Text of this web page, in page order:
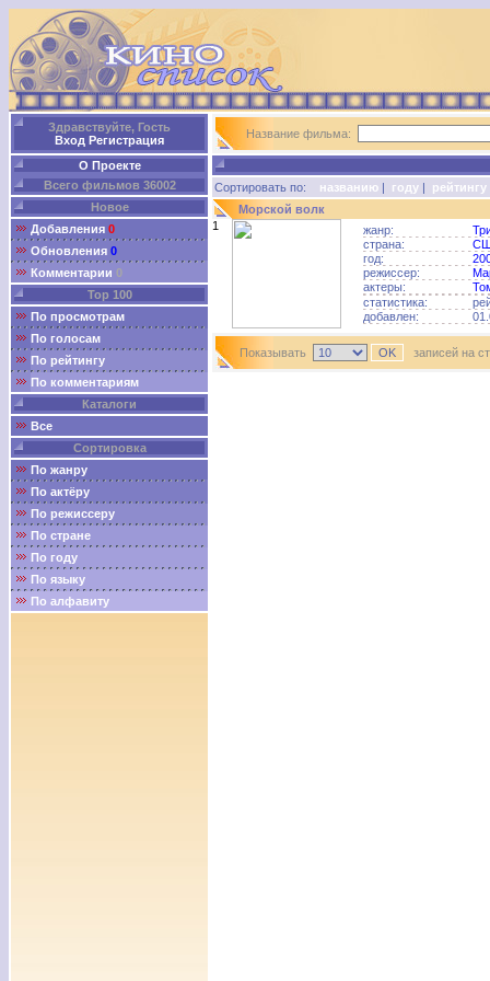
Здравствуйте, Гость
Вход Регистрация
О Проекте
Всего фильмов 36002
Новое
Добавления 0
Обновления 0
Комментарии 0
Top 100
По просмотрам
По голосам
По рейтингу
По комментариям
Каталоги
Все
Сортировка
По жанру
По актёру
По режиссеру
По стране
По году
По языку
По алфавиту
Название фильма:
Сортировать по: названию | году | рейтингу
Морской волк
1
жанр:
страна:
год:
режиссер:
актеры:
статистика:
добавлен:
Показывать записей на